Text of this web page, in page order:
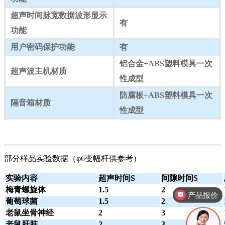
超声时间脉宽数据波形显示
功能
有
用户密码保护功能 有
超声波主机材质
铝合金+ABS塑料模具一次
性成型
隔音箱材质
防腐板+ABS塑料模具一次
性成型
部分样品实验数据（φ6变幅杆供参考）
实验内容 超声时间S 间隙时间S
梅青螺旋体
1.5 2
葡萄球菌
1.5 2
老鼠坐骨神经
2 3
产品报价
产品视频